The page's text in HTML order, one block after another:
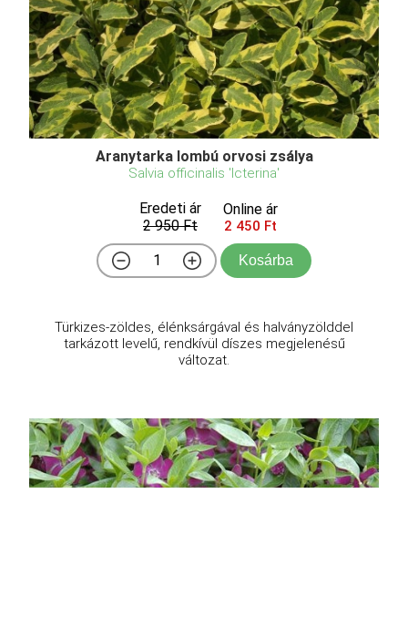
Aranytarka lombú orvosi zsálya
Salvia officinalis 'Icterina'
Eredeti ár
2 950 Ft
Online ár
2 450 Ft
Kosárba
Türkizes-zöldes, élénksárgával és halványzölddel
tarkázott levelű, rendkívül díszes megjelenésű
változat.